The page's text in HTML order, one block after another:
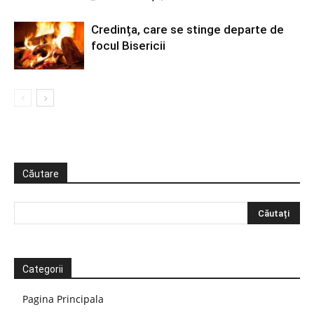
Credința, care se stinge departe de
focul Bisericii
Căutare
Categorii
Pagina Principala